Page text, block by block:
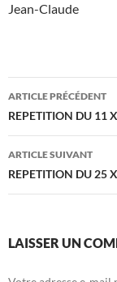
Jean-Claude
Navigation
des
articles
ARTICLE PRÉCÉDENT
REPETITION DU 11
ARTICLE SUIVANT
REPETITION DU 25
LAISSER UN